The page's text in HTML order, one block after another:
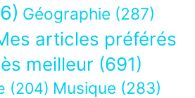
Géographie (287)
articles préférés
meilleur (691)
(204) Musique (283)